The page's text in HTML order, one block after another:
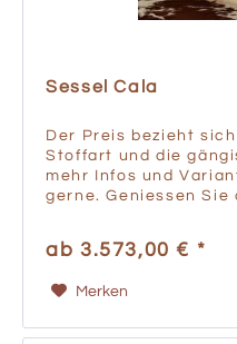
Sessel Cala
Der Preis bezieht
Stoffart und die
mehr Infos und
gerne. Geniessen
ab 3.573,00 € *
Merken